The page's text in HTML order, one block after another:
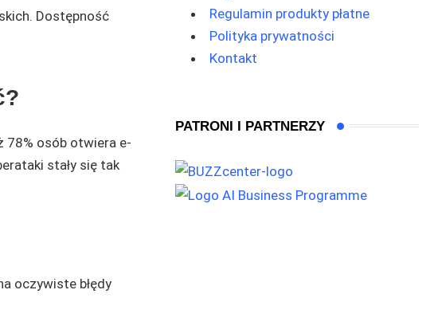
Dostępność
78% osób otwiera e-
stały się tak
oczywiste błędy
Regulamin produkty płatne
Polityka prywatności
Kontakt
PATRONI I PARTNERZY